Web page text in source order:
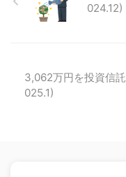
024.12)
3,062万円を投資信
025.1)